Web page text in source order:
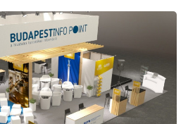
a KSH által publikált adatokból.
történetében a 2018-
amikor a kereskedelmi
száma a 600 ezret
szálláshely-megosztók –
által generált forgalommal
vendégéjszakához is